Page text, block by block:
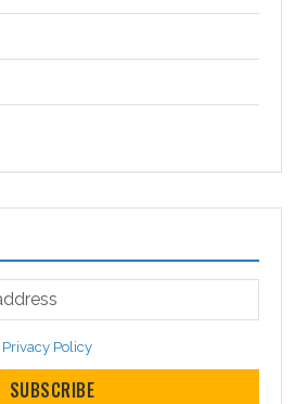
Privacy Policy
SUBSCRIBE